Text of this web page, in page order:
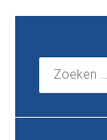
Zoeken
naar: